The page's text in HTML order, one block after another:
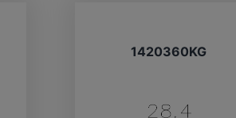
1420360KG